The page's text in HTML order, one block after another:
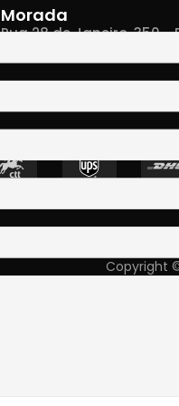
Morada
Rua 28 de Janeiro, 350 -
Copyright